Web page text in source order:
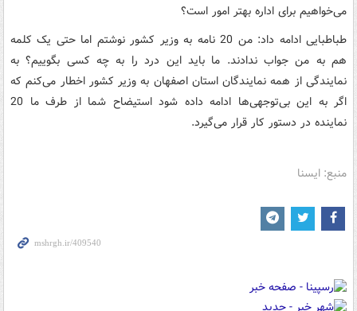
می‌خواهیم برای اداره بهتر امور است؟
طباطبایی ادامه داد: من 20 نامه به وزیر کشور نوشتم اما حتی یک کلمه
هم به من جواب ندادند. ما باید این درد را به چه کسی بگوییم؟ به
نمایندگی از همه نمایندگان استان اصفهان به وزیر کشور اخطار می‌کنم که
اگر به این بی‌توجهی‌ها ادامه داده شود استیضاح شما از طرف ما 20
نماینده در دستور کار قرار می‌گیرد.
منبع: ایسنا